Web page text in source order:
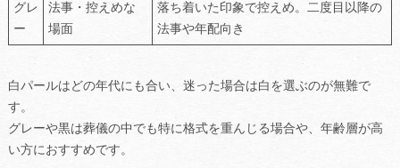
グレ
ー
法事・控えめな
場面
落ち着いた印象で控えめ。二度目以降の
法事や年配向き
白パールはどの年代にも合い、迷った場合は白を選ぶのが無難で
す。
グレーや黒は葬儀の中でも特に格式を重んじる場合や、年齢層が高
い方におすすめです。